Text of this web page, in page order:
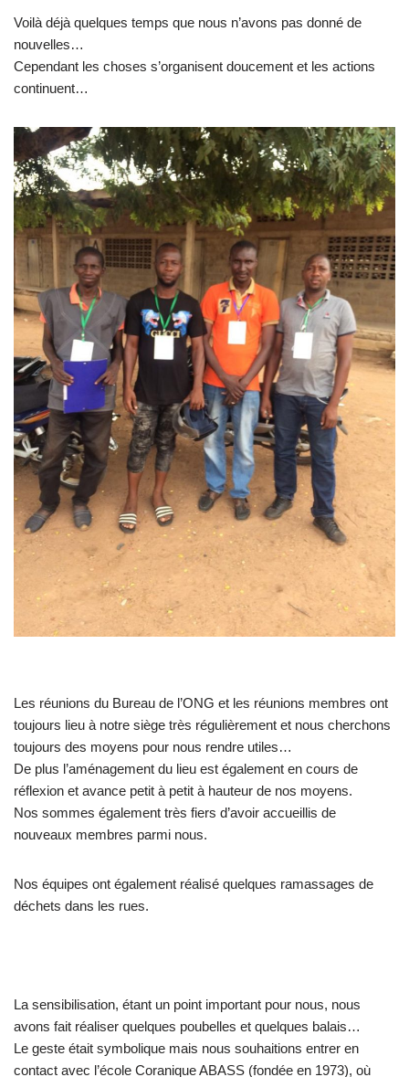
Voilà déjà quelques temps que nous n’avons pas donné de
nouvelles…
Cependant les choses s’organisent doucement et les actions
continuent…
Les réunions du Bureau de l’ONG et les réunions membres ont
toujours lieu à notre siège très régulièrement et nous cherchons
toujours des moyens pour nous rendre utiles…
De plus l’aménagement du lieu est également en cours de
réflexion et avance petit à petit à hauteur de nos moyens.
Nos sommes également très fiers d’avoir accueillis de
nouveaux membres parmi nous.
Nos équipes ont également réalisé quelques ramassages de
déchets dans les rues.
La sensibilisation, étant un point important pour nous, nous
avons fait réaliser quelques poubelles et quelques balais…
Le geste était symbolique mais nous souhaitions entrer en
contact avec l’école Coranique ABASS (fondée en 1973), où